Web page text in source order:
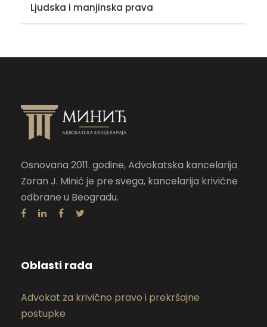
Ljudska i manjinska prava
Osnovana 2011. godine, Advokatska kancelarija
Zoran J. Minić je pre svega, kancelarija krivične
odbrane u Beogradu.
Oblasti rada
Advokat za krivično pravo i prekršajne
postupke